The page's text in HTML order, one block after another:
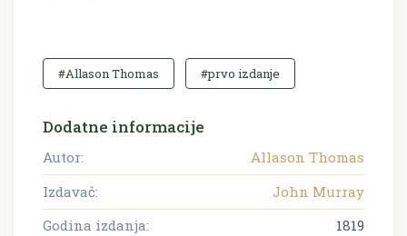
#Allason Thomas #prvo izdanje
Dodatne informacije
Autor:
Allason Thomas
Izdavač:
John Murray
Godina izdanja:
1819